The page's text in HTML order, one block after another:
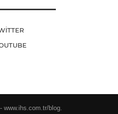
www.ihs.com.tr/blog.